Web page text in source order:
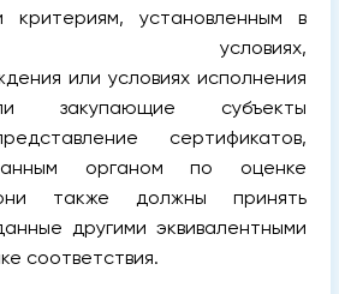
критериям, установленным в
условиях,
или условиях исполнения
закупающие субъекты
сертификатов,
органом по оценке
также должны принять
другими эквивалентными
соответствия.